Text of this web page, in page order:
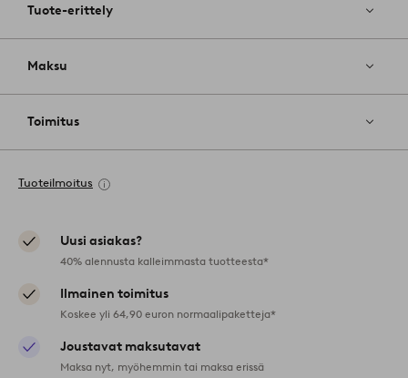
Tuote-erittely
Maksu
Toimitus
Tuoteilmoitus
Uusi asiakas?
40% alennusta kalleimmasta tuotteesta*
Ilmainen toimitus
Koskee yli 64,90 euron normaalipaketteja*
Joustavat maksutavat
Maksa nyt, myöhemmin tai maksa erissä